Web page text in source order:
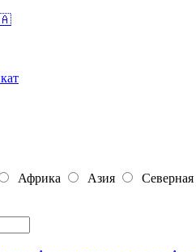
Африка Азия